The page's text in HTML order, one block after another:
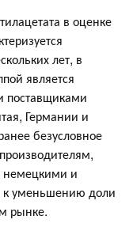
в оценке
лет, в
является
поставщиками
Германии и
безусловное
немецкими и
к уменьшению доли
рынке.